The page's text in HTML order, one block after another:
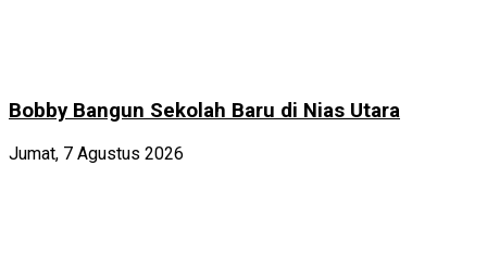
Bobby Bangun Sekolah Baru di Nias Utara
Jumat, 7 Agustus 2026